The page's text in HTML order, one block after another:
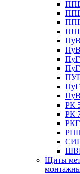
РК
РК
Щиты